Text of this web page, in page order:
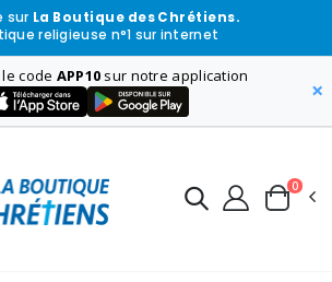
sur La Boutique des Chrétiens.
religieuse n°1 sur internet
code APP10 sur notre application
×
0